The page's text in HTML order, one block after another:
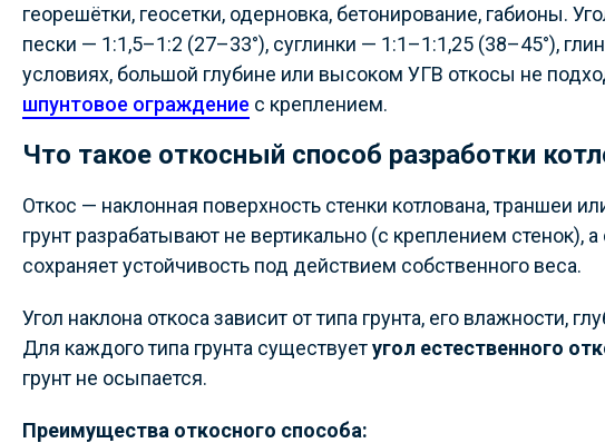
георешётки, геосетки, одерновка, бетонирование, габионы.
пески — 1:1,5–1:2 (27–33°), суглинки — 1:1–1:1,25 (38–45°),
условиях, большой глубине или высоком УГВ откосы не
шпунтовое ограждение с креплением.
Что такое откосный способ разработки
Откос — наклонная поверхность стенки котлована, траншеи
грунт разрабатывают не вертикально (с креплением стенок),
сохраняет устойчивость под действием собственного веса.
Угол наклона откоса зависит от типа грунта, его влажности,
Для каждого типа грунта существуетугол естественного
грунт не осыпается.
Преимущества откосного способа: